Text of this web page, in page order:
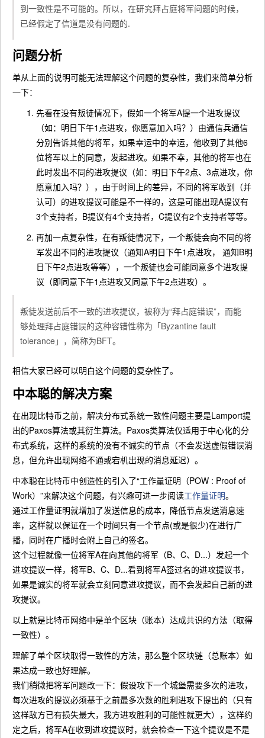
到一致性是不可能的。所以，在研究拜占庭将军问题的时候，
已经假定了信道是没有问题的.
问题分析
单从上面的说明可能无法理解这个问题的复杂性，我们来简单分析
一下：
先看在没有叛徒情况下，假如一个将军A提一个进攻提议
（如：明日下午1点进攻，你愿意加入吗？）由通信兵通信
分别告诉其他的将军，如果幸运中的幸运，他收到了其他6
位将军以上的同意，发起进攻。如果不幸，其他的将军也在
此时发出不同的进攻提议（如：明日下午2点、3点进攻，你
愿意加入吗？），由于时间上的差异，不同的将军收到（并
认可）的进攻提议可能是不一样的，这是可能出现A提议有
3个支持者，B提议有4个支持者，C提议有2个支持者等等。
再加一点复杂性，在有叛徒情况下，一个叛徒会向不同的将
军发出不同的进攻提议（通知A明日下午1点进攻， 通知B明
日下午2点进攻等等），一个叛徒也会可能同意多个进攻提
议（即同意下午1点进攻又同意下午2点进攻）。
叛徒发送前后不一致的进攻提议，被称为“拜占庭错误”，而能
够处理拜占庭错误的这种容错性称为「Byzantine fault
tolerance」，简称为BFT。
相信大家已经可以明白这个问题的复杂性了。
中本聪的解决方案
在出现比特币之前，解决分布式系统一致性问题主要是Lamport提
出的Paxos算法或其衍生算法。Paxos类算法仅适用于中心化的分
布式系统，这样的系统的没有不诚实的节点（不会发送虚假错误消
息，但允许出现网络不通或宕机出现的消息延迟）。
中本聪在比特币中创造性的引入了“工作量证明（POW : Proof of
Work）”来解决这个问题，有兴趣可进一步阅读工作量证明。
通过工作量证明就增加了发送信息的成本，降低节点发送消息速
率，这样就以保证在一个时间只有一个节点(或是很少)在进行广
播，同时在广播时会附上自己的签名。
这个过程就像一位将军A在向其他的将军（B、C、D...）发起一个
进攻提议一样，将军B、C、D...看到将军A签过名的进攻提议书，
如果是诚实的将军就会立刻同意进攻提议，而不会发起自己新的进
攻提议。
以上就是比特币网络中是单个区块（账本）达成共识的方法（取得
一致性）。
理解了单个区块取得一致性的方法，那么整个区块链（总账本）如
果达成一致也好理解。
我们稍微把将军问题改一下：假设攻下一个城堡需要多次的进攻，
每次进攻的提议必须基于之前最多次数的胜利进攻下提出的（只有
这样敌方已有损失最大，我方进攻胜利的可能性就更大），这样约
定之后，将军A在收到进攻提议时，就会检查一下这个提议是不是